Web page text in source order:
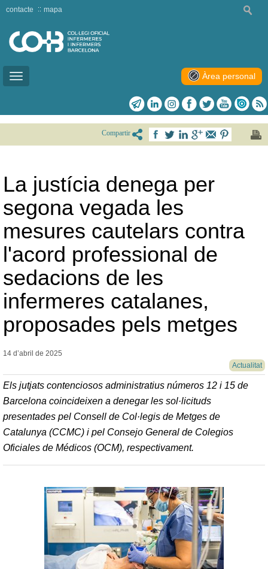
Toggle
contacte mapa
Àrea personal
Compartir
La justícia denega per
segona vegada les
mesures cautelars contra
l'acord professional de
sedacions de les
infermeres catalanes,
proposades pels metges
14 d’abril de 2025
Actualitat
Els jutjats contenciosos administratius números 12 i 15 de
Barcelona coincideixen a denegar les sol·licituds
presentades pel Consell de Col·legis de Metges de
Catalunya (CCMC) i pel Consejo General de Colegios
Oficiales de Médicos (OCM), respectivament.